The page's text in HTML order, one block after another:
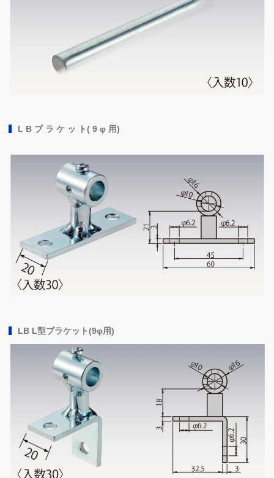
L B ブ ラ ケ ッ ト( 9 φ 用)
LB L型ブラケット(9φ用)